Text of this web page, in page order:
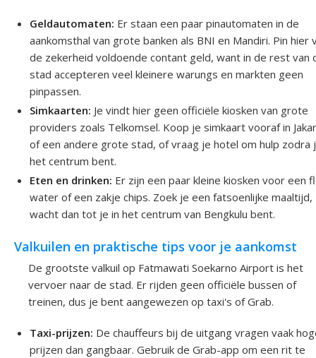
Geldautomaten: Er staan een paar pinautomaten in de
aankomsthal van grote banken als BNI en Mandiri. Pin hier
de zekerheid voldoende contant geld, want in de rest van
stad accepteren veel kleinere warungs en markten geen
pinpassen.
Simkaarten: Je vindt hier geen officiële kiosken van grote
providers zoals Telkomsel. Koop je simkaart vooraf in
of een andere grote stad, of vraag je hotel om hulp zodra
het centrum bent.
Eten en drinken: Er zijn een paar kleine kiosken voor een
water of een zakje chips. Zoek je een fatsoenlijke maaltijd,
wacht dan tot je in het centrum van Bengkulu bent.
Valkuilen en praktische tips voor je aankomst
De grootste valkuil op Fatmawati Soekarno Airport is het
vervoer naar de stad. Er rijden geen officiële bussen of
treinen, dus je bent aangewezen op taxi's of Grab.
Taxi-prijzen: De chauffeurs bij de uitgang vragen vaak
prijzen dan gangbaar. Gebruik de Grab-app om een rit te